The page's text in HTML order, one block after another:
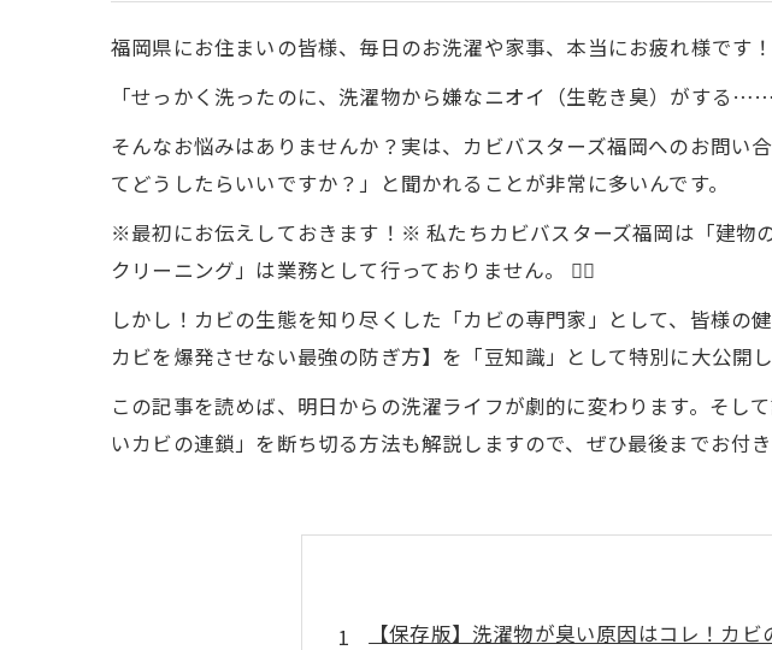
福岡県にお住まいの皆様、毎日のお洗濯や家事、本当にお疲れ様です
「せっかく洗ったのに、洗濯物から嫌なニオイ（生乾き臭）がする
そんなお悩みはありませんか？実は、カビバスターズ福岡へのお問い
てどうしたらいいですか？」と聞かれることが非常に多いんです。
※最初にお伝えしておきます！※ 私たちカビバスターズ福岡は「建物
クリーニング」は業務として行っておりません。 🙇‍♂️
しかし！カビの生態を知り尽くした「カビの専門家」として、皆様
カビを爆発させない最強の防ぎ方】を「豆知識」として特別に大公開
この記事を読めば、明日からの洗濯ライフが劇的に変わります。そ
いカビの連鎖」を断ち切る方法も解説しますので、ぜひ最後までお付
【保存版】洗濯物が臭い原因はコレ！カ